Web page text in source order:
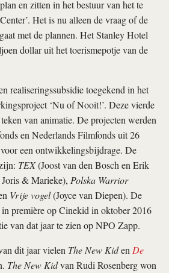
en zitten in het bestuur van het te
Het is nu alleen de vraag of de
met de plannen. Het Stanley Hotel
dollar uit het toerismepotje van de
realiseringssubsidie toegekend in het
‘Nu of Nooit!’. Deze vierde
van animatie. De projecten werden
en Nederlands Filmfonds uit 26
een ontwikkelingsbijdrage. De
TEX(Joost van den Bosch en Erik
& Marieke), Polska Warrior
Vrije vogel(Joyce van Diepen). De
in première op Cinekid in oktober 2016
van dat jaar te zien op NPO Zapp.
dit jaar vielen The New KidenDe
The New Kidvan Rudi Rosenberg won